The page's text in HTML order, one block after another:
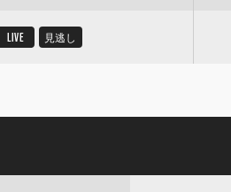
LIVE 見逃し